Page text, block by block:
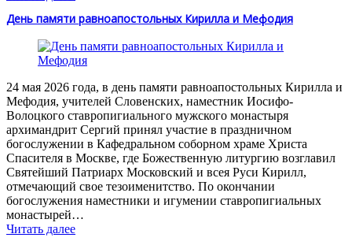
День памяти равноапостольных Кирилла и Мефодия
24 мая 2026 года, в день памяти равноапостольных Кирилла и
Мефодия, учителей Словенских, наместник Иосифо-
Волоцкого ставропигиального мужского монастыря
архимандрит Сергий принял участие в праздничном
богослужении в Кафедральном соборном храме Христа
Спасителя в Москве, где Божественную литургию возглавил
Святейший Патриарх Московский и всея Руси Кирилл,
отмечающий свое тезоименитство. По окончании
богослужения наместники и игумении ставропигиальных
монастырей…
Читать далее